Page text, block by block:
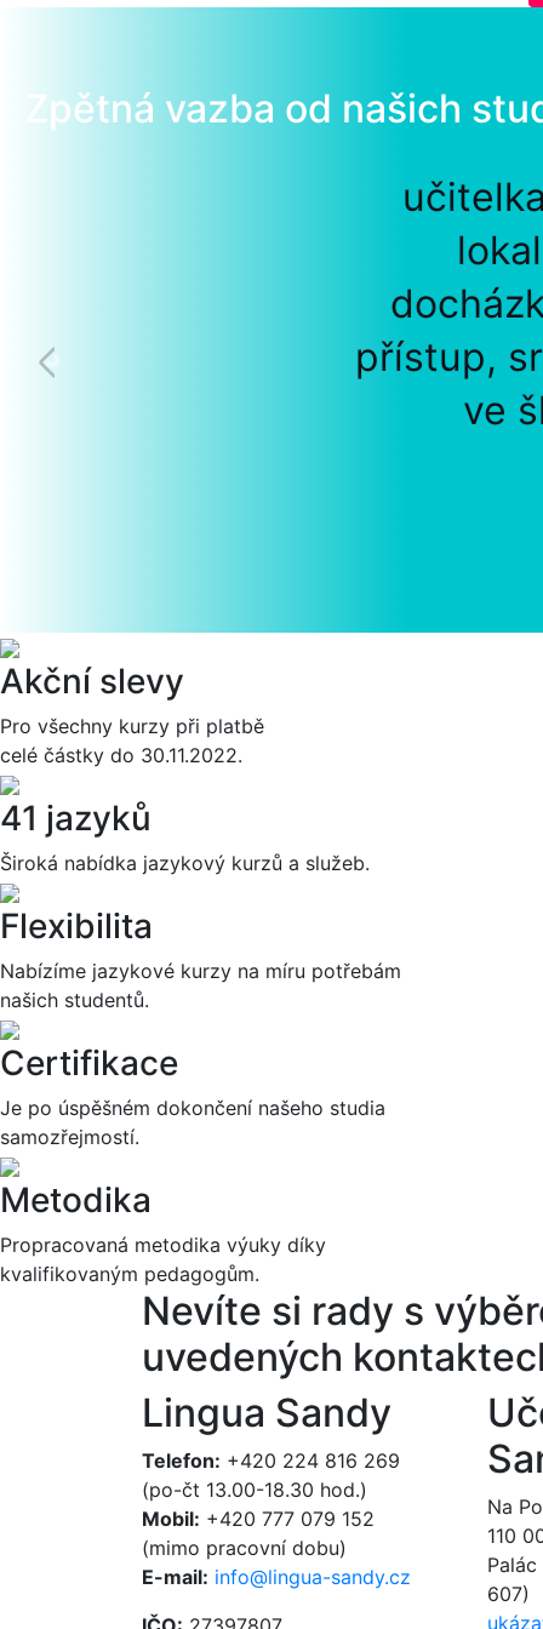
Zpětná vazba od našich
přístup,
ve
Akční slevy
Pro všechny kurzy při platbě
celé částky do 30.11.2022.
41 jazyků
Široká nabídka jazykový kurzů a služeb.
Flexibilita
Nabízíme jazykové kurzy na míru potřebám
našich studentů.
Certifikace
Je po úspěšném dokončení našeho studia
samozřejmostí.
Metodika
Propracovaná metodika výuky díky
kvalifikovaným pedagogům.
Nevíte si rady s
uvedených
Lingua Sandy
Telefon: +420 224 816 269
(po-čt 13.00-18.30 hod.)
Mobil: +420 777 079 152
(mimo pracovní dobu)
E-mail: info@lingua-sandy.cz
Na
110
607)